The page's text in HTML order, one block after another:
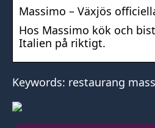
Massimo – Växjös
Hos Massimo kök och
Italien på riktigt.
Keywords: restaurang